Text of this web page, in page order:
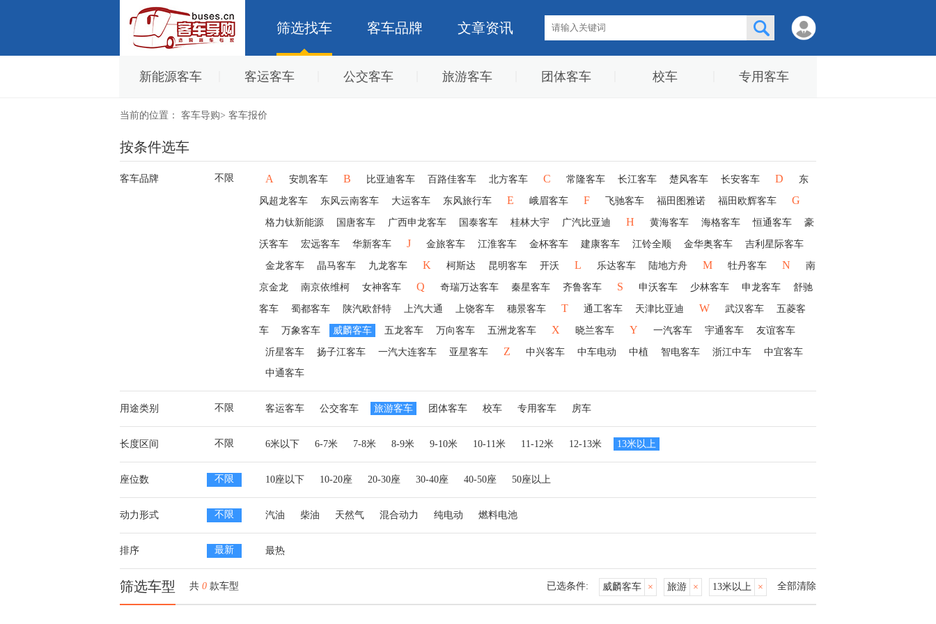
筛选找车 客车品牌 文章资讯
新能源客车 客运客车 公交客车 旅游客车 团体客车 校车 专用客车
当前的位置： 客车导购> 客车报价
按条件选车
客车品牌 不限 A 安凯客车 B 比亚迪客车 百路佳客车 北方客车 C 常隆客车 长江客车 楚风客车 长安客车 D 东
风超龙客车 东风云南客车 大运客车 东风旅行车 E 峨眉客车 F 飞驰客车 福田图雅诺 福田欧辉客车 G
格力钛新能源 国唐客车 广西申龙客车 国泰客车 桂林大宇 广汽比亚迪 H 黄海客车 海格客车 恒通客车 豪
沃客车 宏远客车 华新客车 J 金旅客车 江淮客车 金杯客车 建康客车 江铃全顺 金华奥客车 吉利星际客车
金龙客车 晶马客车 九龙客车 K 柯斯达 昆明客车 开沃 L 乐达客车 陆地方舟 M 牡丹客车 N 南
京金龙 南京依维柯 女神客车 Q 奇瑞万达客车 秦星客车 齐鲁客车 S 申沃客车 少林客车 申龙客车 舒驰
客车 蜀都客车 陕汽欧舒特 上汽大通 上饶客车 穗景客车 T 通工客车 天津比亚迪 W 武汉客车 五菱客
车 万象客车 威麟客车 五龙客车 万向客车 五洲龙客车 X 晓兰客车 Y 一汽客车 宇通客车 友谊客车
沂星客车 扬子江客车 一汽大连客车 亚星客车 Z 中兴客车 中车电动 中植 智电客车 浙江中车
中宜客车
中通客车
用途类别 不限 客运客车 公交客车 旅游客车 团体客车 校车 专用客车 房车
长度区间 不限 6米以下 6-7米 7-8米 8-9米 9-10米 10-11米 11-12米 12-13米 13米以上
座位数 不限 10座以下 10-20座 20-30座 30-40座 40-50座 50座以上
动力形式 不限 汽油 柴油 天然气 混合动力 纯电动 燃料电池
排序 最新 最热
筛选车型 共 0 款车型 全部清除
13米以上 ×
旅游 ×
威麟客车 ×
已选条件: